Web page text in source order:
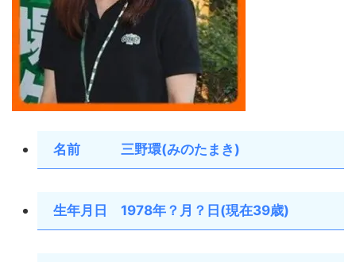
名前 三野環(みのたまき)
生年月日 1978年？月？日(現在39歳)